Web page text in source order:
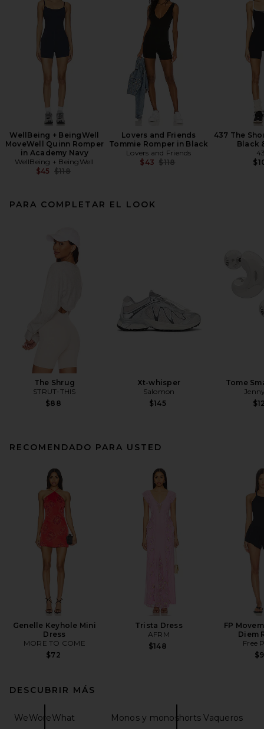
WellBeing + BeingWell
MoveWell Quinn Romper
in Academy Navy
WellBeing + BeingWell
$45 Previous price:
$118
Lovers and Friends
Tommie Romper in Black
Lovers and Friends
$43 Previous price:
$118
437 The
Black
PARA COMPLETAR EL LOOK
The Shrug
STRUT-THIS
$88
Xt-whisper
Salomon
$145
Tome
RECOMENDADO PARA USTED
Genelle Keyhole Mini
Dress
MORE TO COME
$72
Trista Dress
AFRM
$148
FP
Diem
Free
DESCUBRIR MÁS
WeWoreWhat Monos y monoshorts Vaqueros